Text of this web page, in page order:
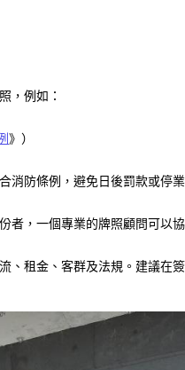
，例如：
》）
消防條例，避免日後罰款或停業
者，一個專業的牌照顧問可以
、租金、客群及法規。建議在